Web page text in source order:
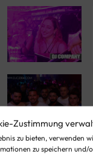
Zustimmung
zu bieten, verwenden
zu speichern und/